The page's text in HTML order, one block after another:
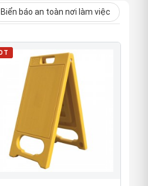
Biển báo an toàn nơi làm việc